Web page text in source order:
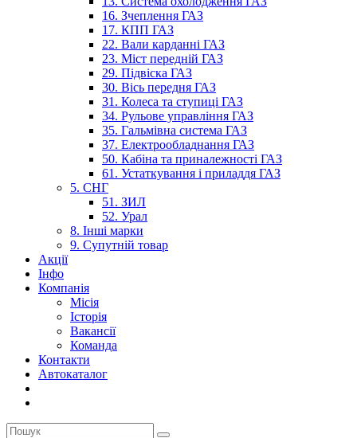
16. Зчеплення ГАЗ
17. КПП ГАЗ
22. Вали карданні ГАЗ
23. Міст передній ГАЗ
29. Підвіска ГАЗ
30. Вісь передня ГАЗ
31. Колеса та ступиці ГАЗ
34. Рульове управління ГАЗ
35. Гальмівна система ГАЗ
37. Електрообладнання ГАЗ
50. Кабіна та приналежності ГАЗ
61. Устаткування і приладдя ГАЗ
5. СНГ
51. ЗИЛ
52. Урал
8. Інші марки
9. Супутній товар
Акції
Інфо
Компанія
Місія
Історія
Вакансії
Команда
Контакти
Автокаталог